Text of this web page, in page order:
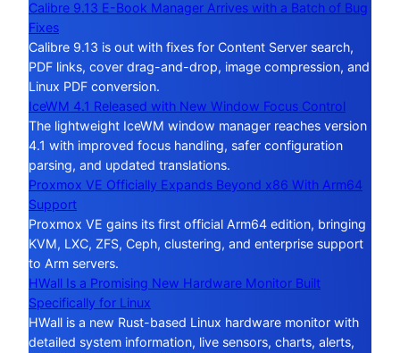
Calibre 9.13 E-Book Manager Arrives with a Batch of Bug
Fixes
Calibre 9.13 is out with fixes for Content Server search,
PDF links, cover drag-and-drop, image compression, and
Linux PDF conversion.
IceWM 4.1 Released with New Window Focus Control
The lightweight IceWM window manager reaches version
4.1 with improved focus handling, safer configuration
parsing, and updated translations.
Proxmox VE Officially Expands Beyond x86 With Arm64
Support
Proxmox VE gains its first official Arm64 edition, bringing
KVM, LXC, ZFS, Ceph, clustering, and enterprise support
to Arm servers.
HWall Is a Promising New Hardware Monitor Built
Specifically for Linux
HWall is a new Rust-based Linux hardware monitor with
detailed system information, live sensors, charts, alerts,